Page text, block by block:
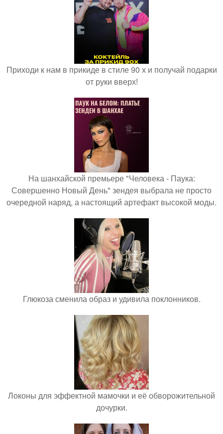
Приходи к нам в прикиде в стиле 90 х и получай подарки
от руки вверх!
На шанхайской премьере "Человека - Паука:
Совершенно Новый День" зендея выбрала не просто
очередной наряд, а настоящий артефакт высокой моды.
Глюкоза сменила образ и удивила поклонников.
Локоны для эффектной мамочки и её обворожительной
дочурки.